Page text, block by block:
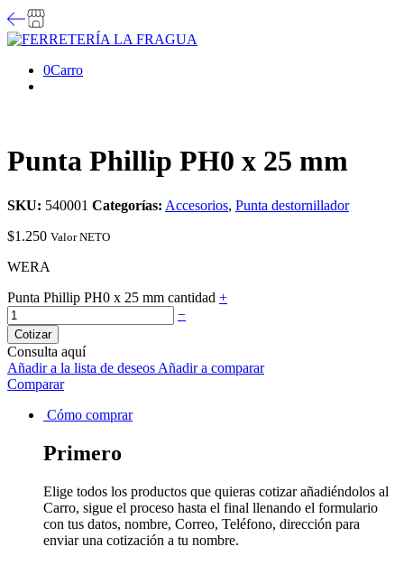
0Carro
Punta Phillip PH0 x 25 mm
SKU: 540001 Categorías: Accesorios, Punta destornillador
$1.250 Valor NETO
WERA
Punta Phillip PH0 x 25 mm cantidad +
−
Cotizar
Consulta aquí
Añadir a la lista de deseos Añadir a comparar
Comparar
Cómo comprar
Primero
Elige todos los productos que quieras cotizar añadiéndolos al
Carro, sigue el proceso hasta el final llenando el formulario
con tus datos, nombre, Correo, Teléfono, dirección para
enviar una cotización a tu nombre.